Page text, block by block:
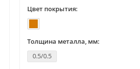
Цвет покрытия:
Толщина металла, мм:
0.5/0.5